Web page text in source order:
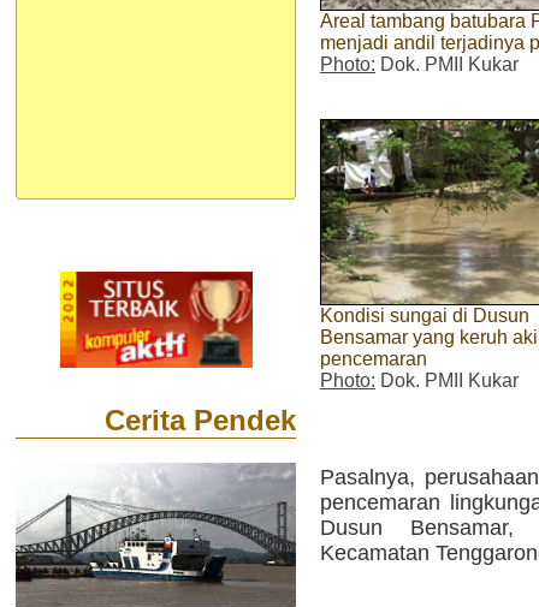
Cerita Pendek
Areal tambang batubara
menjadi andil terjadinya
Photo: Dok. PMII Kukar
Kondisi sungai di Dusun
Bensamar yang keruh
pencemaran
Photo: Dok. PMII Kukar
Pasalnya,
pencemaran
Dusun
Kecamatan